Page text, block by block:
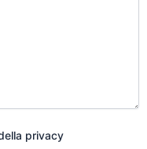
privacy